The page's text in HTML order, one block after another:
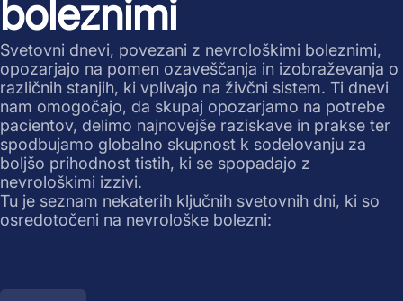
boleznimi
Svetovni dnevi, povezani z nevrološkimi boleznimi,
opozarjajo na pomen ozaveščanja in izobraževanja o
različnih stanjih, ki vplivajo na živčni sistem. Ti dnevi
nam omogočajo, da skupaj opozarjamo na potrebe
pacientov, delimo najnovejše raziskave in prakse ter
spodbujamo globalno skupnost k sodelovanju za
boljšo prihodnost tistih, ki se spopadajo z
nevrološkimi izzivi.
Tu je seznam nekaterih ključnih svetovnih dni, ki so
osredotočeni na nevrološke bolezni: